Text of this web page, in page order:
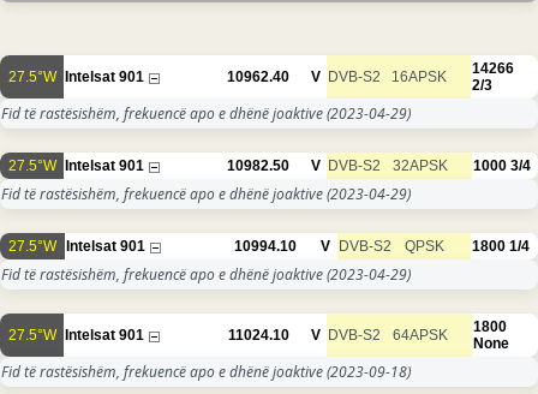
27.5°W Intelsat 901 10962.40 V DVB-S2 16APSK
14266
2/3
Fid të rastësishëm, frekuencë apo e dhënë joaktive(2023-04-29)
27.5°W Intelsat 901 10982.50 V DVB-S2 32APSK 1000 3/4
Fid të rastësishëm, frekuencë apo e dhënë joaktive(2023-04-29)
27.5°W Intelsat 901 10994.10 V DVB-S2 QPSK 1800 1/4
Fid të rastësishëm, frekuencë apo e dhënë joaktive(2023-04-29)
27.5°W Intelsat 901 11024.10 V DVB-S2 64APSK
1800
None
Fid të rastësishëm, frekuencë apo e dhënë joaktive(2023-09-18)